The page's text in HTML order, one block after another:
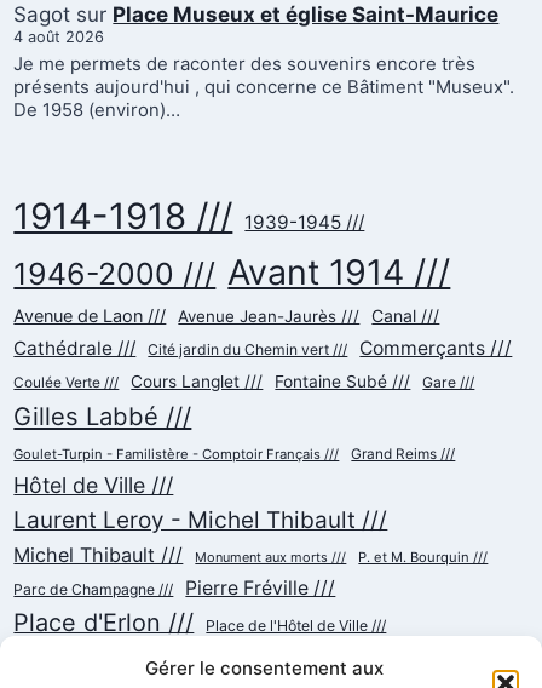
Gérer le consentement aux
Sagot sur Place Museux et église Saint-Maurice
4 août 2026
Je me permets de raconter des souvenirs encore très
présents aujourd'hui , qui concerne ce Bâtiment "Museux".
De 1958 (environ)…
1914-1918 /// 1939-1945 ///
1946-2000 /// Avant 1914 ///
Avenue de Laon /// Avenue Jean-Jaurès /// Canal ///
Cathédrale /// Cité jardin du Chemin vert /// Commerçants ///
Coulée Verte /// Cours Langlet /// Fontaine Subé /// Gare ///
Gilles Labbé ///
Goulet-Turpin - Familistère - Comptoir Français /// Grand Reims ///
Hôtel de Ville ///
Laurent Leroy - Michel Thibault ///
Michel Thibault /// Monument aux morts /// P. et M. Bourquin ///
Parc de Champagne /// Pierre Fréville ///
Place d'Erlon /// Place de l'Hôtel de Ville ///
Place de la République /// Place du Cardinal Luçon ///